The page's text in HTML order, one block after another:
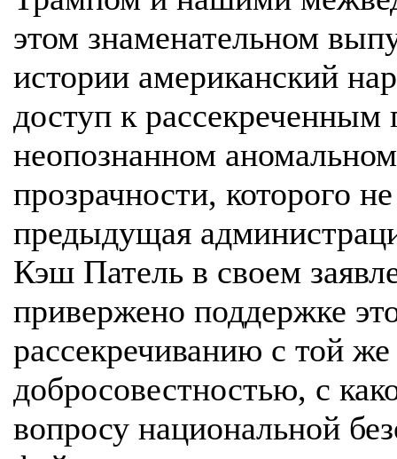
этом знаменательном
истории американский
доступ к
неопознанном
прозрачности, которого
предыдущая
Кэш Патель в своем
привержено поддержке
рассекречиванию с той
добросовестностью, с
вопросу национальной